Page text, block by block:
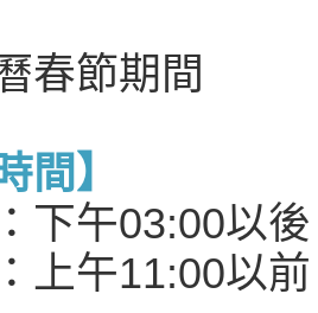
春節期間
間】
下午03:00以
上午11:00以